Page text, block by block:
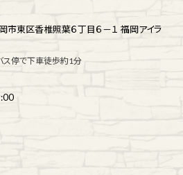
東区香椎照葉６丁目６－１ 福岡アイラ
ス停で下車徒歩約1分